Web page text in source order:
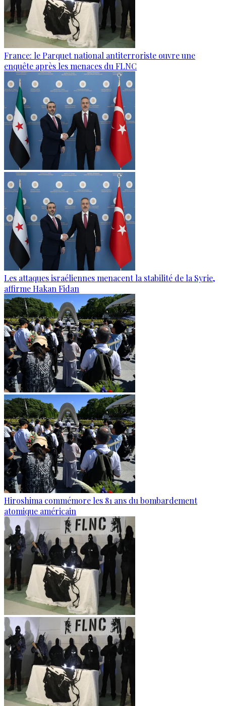
France: le Parquet national antiterroriste ouvre une
enquête après les menaces du FLNC
Les attaques israéliennes menacent la stabilité de la Syrie,
affirme Hakan Fidan
Hiroshima commémore les 81 ans du bombardement
atomique américain